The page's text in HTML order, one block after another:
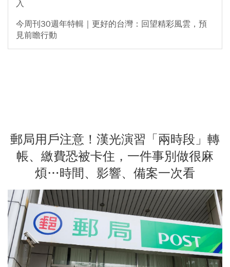
入
今周刊30週年特輯｜更好的台灣：回望精彩風雲，預
見前瞻行動
郵局用戶注意！漢光演習「兩時段」轉
帳、繳費恐被卡住，一件事別做很麻
煩…時間、影響、備案一次看